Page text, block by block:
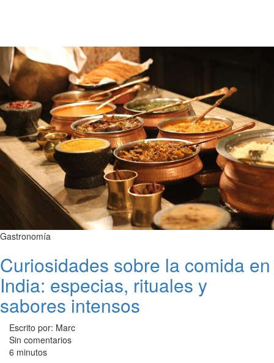
Gastronomía
Curiosidades sobre la comida en
India: especias, rituales y
sabores intensos
Escrito por: Marc
Sin comentarios
6 minutos